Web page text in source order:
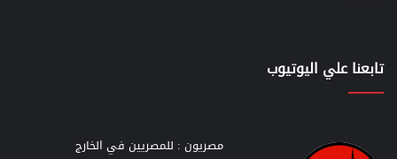
تابعنا علي اليوتيوب
مصريون : للمصريين في الخارج